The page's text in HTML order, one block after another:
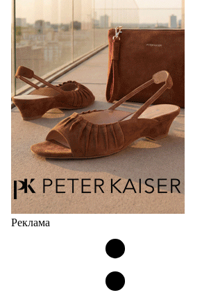
Реклама